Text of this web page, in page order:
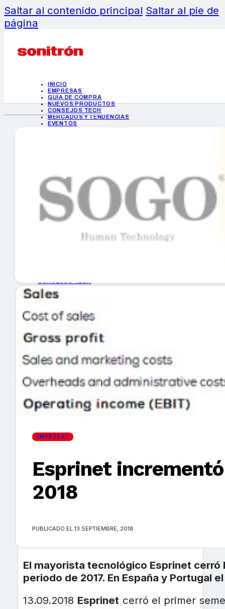
Saltar al contenido principal Saltar al pie de
página
INICIO
EMPRESAS
GUÍA DE COMPRA
NUEVOS PRODUCTOS
CONSEJOS TECH
MERCADOS Y TENDENCIAS
EVENTOS
INICIO
EMPRESAS
GUÍA DE COMPRA
Encuentra tu noticia
×
EMPRESAS
Esprinet
2018
PUBLICADO EL 13 SEPTIEMBRE, 2018
El mayorista tecnológico Esprinet cerró
periodo de 2017. En España y Portugal
13.09.2018 Esprinetcerró el primer